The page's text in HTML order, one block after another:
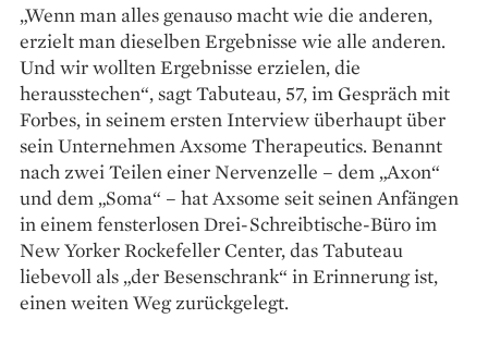
„Wenn man alles genauso macht wie die anderen,
erzielt man dieselben Ergebnisse wie alle anderen.
Und wir wollten Ergebnisse erzielen, die
herausstechen“, sagt Tabuteau, 57, im Gespräch mit
Forbes, in seinem ersten Interview überhaupt über
sein Unternehmen Axsome Therapeutics. Benannt
nach zwei Teilen einer Nervenzelle – dem „Axon“
und dem „Soma“ – hat Axsome seit seinen Anfängen
in einem fensterlosen Drei-Schreibtische-Büro im
New Yorker Rockefeller Center, das Tabuteau
liebevoll als „der Besenschrank“ in Erinnerung ist,
einen weiten Weg zurückgelegt.